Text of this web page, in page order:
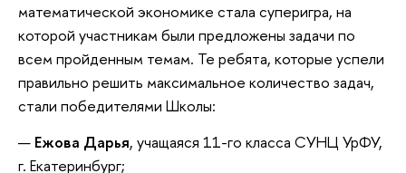
математической экономике стала суперигра, на
которой участникам были предложены задачи по
всем пройденным темам. Те ребята, которые успели
правильно решить максимальное количество задач,
стали победителями Школы:
Ежова Дарья, учащаяся 11-го класса СУНЦ УрФУ,
г. Екатеринбург;